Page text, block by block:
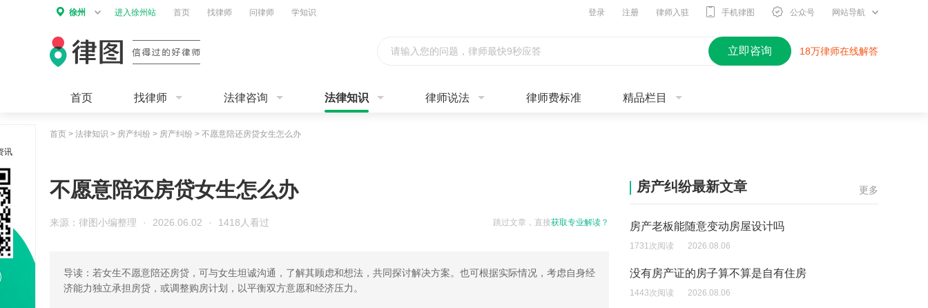
徐州 进入徐州站 首页 找律师 问律师 学知识 登录 注册 律师入驻 手机律图 公众号 网站导航
请输入您的问题，律师最快9秒应答 立即咨询 18万律师在线解答
首页 找律师 法律咨询 法律知识 律师说法 律师费标准 精品栏目
首页 > 法律知识 > 房产纠纷 > 房产纠纷 > 不愿意陪还房贷女生怎么办
不愿意陪还房贷女生怎么办
跳过文章，直接获取专业解读？
来源：律图小编整理 · 2026.06.02 · 1418人看过
导读：若女生不愿意陪还房贷，可与女生坦诚沟通，了解其顾虑和想法，共同探讨解决方案。也可根据实际情况，考虑自身经
济能力独立承担房贷，或调整购房计划，以平衡双方意愿和经济压力。
更多
房产纠纷最新文章
房产老板能随意变动房屋设计吗
1731次阅读 2026.08.06
没有房产证的房子算不算是自有住房
1443次阅读 2026.08.06
讯